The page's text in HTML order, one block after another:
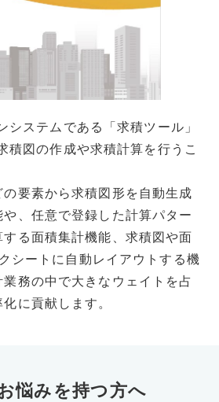
ステムである「求積ツール」
図の作成や求積計算を行うこ
要素から求積図形を自動生成
、任意で登録した計算パター
る面積集計機能、求積図や面
シートに自動レイアウトする機
務の中で大きなウェイトを占
に貢献します。
悩みを持つ方へ